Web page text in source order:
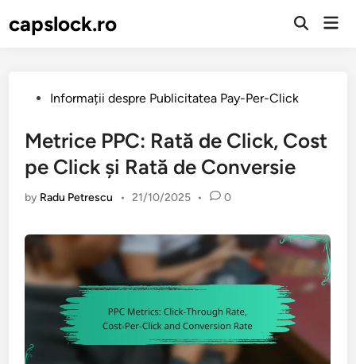
tocapslock.ro
Open
PostedInformații despre Publicitatea Pay-Per-Click
Metrice PPC: Rată de Click, Cost
pe Click și Rată de Conversie
by Radu Petrescu • 21/10/2025 • 0